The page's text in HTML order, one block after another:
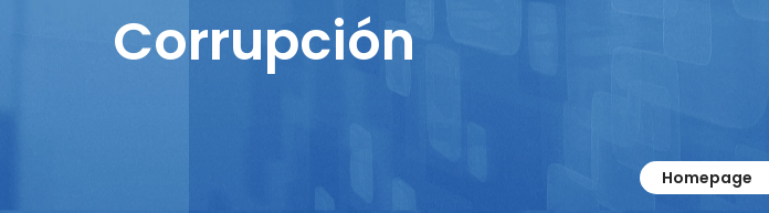
Corrupción
Homepage